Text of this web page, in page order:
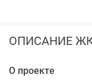
ОПИСАНИЕ
О проекте